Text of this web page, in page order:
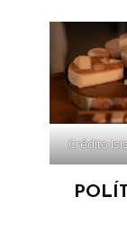
Crédito